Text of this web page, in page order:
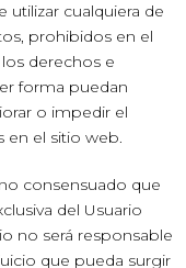
utilizar cualquiera de
prohibidos en el
derechos e
forma puedan
o impedir el
en el sitio web.
consensuado que
del Usuario
no será responsable
que pueda surgir